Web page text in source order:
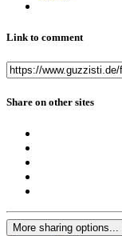
Link to comment
Share on other sites
More sharing options...